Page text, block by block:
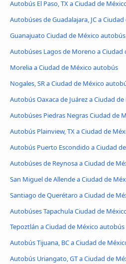
Autobús El Paso, TX a Ciudad de
Autobúses de Guadalajara, JC a
Guanajuato Ciudad de México autobús
Autobúses Lagos de Moreno a Ciudad
Morelia a Ciudad de México autobús
Nogales, SR a Ciudad de México
Autobús Oaxaca de Juárez a Ciudad
Autobúses Piedras Negras Ciudad de
Autobús Plainview, TX a Ciudad de
Autobús Puerto Escondido a Ciudad
Autobúses de Reynosa a Ciudad de
San Miguel de Allende a Ciudad de
Santiago de Querétaro a Ciudad de
Autobúses Tapachula Ciudad de
Tepoztlán a Ciudad de México autobús
Autobús Tijuana, BC a Ciudad de
Autobús Uriangato, GT a Ciudad de